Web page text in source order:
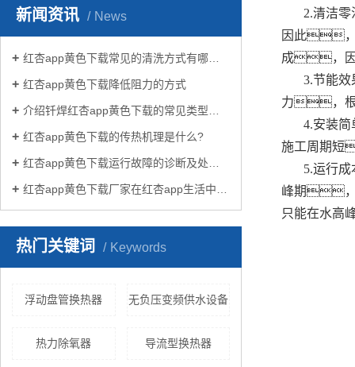
新闻资讯 News
红杏app黄色下载常见的清洗方式有哪些？
红杏app黄色下载降低阻力的方式
介绍钎焊红杏app黄色下载的常见类型有哪些
红杏app黄色下载的传热机理是什么?
红杏app黄色下载运行故障的诊断及处理方法
红杏app黄色下载厂家在红杏app生活中有哪些作用？
热门关键词 Keywords
浮动盘管换热器 无负压变频供水设备
热力除氧器 导流型换热器
2.清洁
因此，
成，因
3.节能
力，根
4.安装
施工周期
5.运行
峰期，
只能在水高